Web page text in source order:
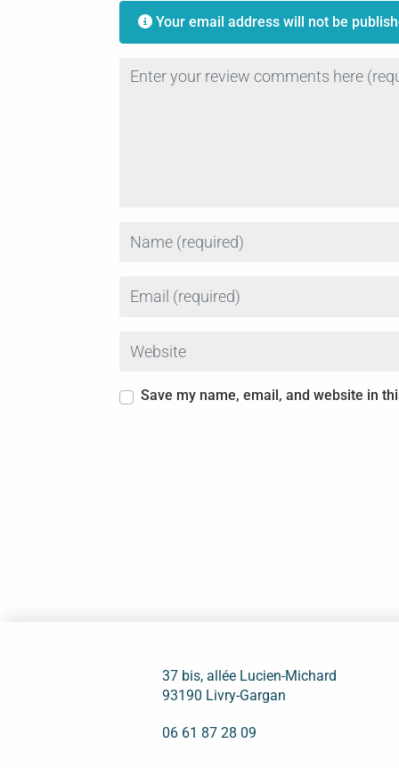
Your email address will not be
Review text
Save my name, email, and website in
37 bis, allée Lucien-Michard
93190 Livry-Gargan
06 61 87 28 09